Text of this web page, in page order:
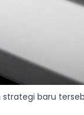
strategi baru